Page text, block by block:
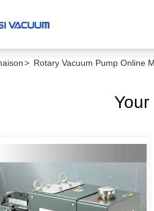
> Rotary Vacuum Pump Online
Your